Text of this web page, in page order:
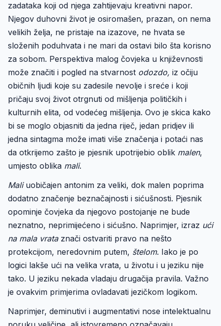
zadataka koji od njega zahtijevaju kreativni napor.
Njegov duhovni život je osiromašen, prazan, on nema
velikih želja, ne pristaje na izazove, ne hvata se
složenih poduhvata i ne mari da ostavi bilo šta korisno
za sobom. Perspektiva malog čovjeka u književnosti
može značiti i pogled na stvarnost odozdo, iz očiju
običnih ljudi koje su zadesile nevolje i sreće i koji
pričaju svoj život otrgnuti od mišljenja političkih i
kulturnih elita, od vodećeg mišljenja. Ovo je skica kako
bi se moglo objasniti da jedna riječ, jedan pridjev ili
jedna sintagma može imati više značenja i potaći nas
da otkrijemo zašto je pjesnik upotrijebio oblik malen,
umjesto oblika mali.
Maliuobičajen antonim za veliki, dok malen poprima
dodatno značenje beznačajnosti i sićušnosti. Pjesnik
opominje čovjeka da njegovo postojanje ne bude
neznatno, neprimijećeno i sićušno. Naprimjer, izraz ući
na mala vrataznači ostvariti pravo na nešto
protekcijom, neredovnim putem, štelom. Iako je po
logici lakše ući na velika vrata, u životu i u jeziku nije
tako. U jeziku nekada vladaju drugačija pravila. Važno
je ovakvim primjerima ovladavati jezičkom logikom.
Naprimjer, deminutivi i augmentativi nose intelektualnu